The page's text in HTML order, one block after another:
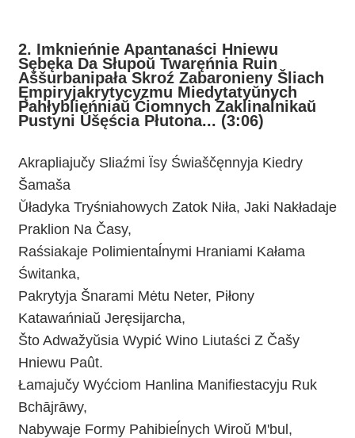
2. Imknieńnie Apantanaści Hniewu
Sębęka Da Słupoŭ Twaręńnia Ruin
Aššurbanipała Skroź Zabaronieny Šliach
Ęmpiryjakrytycyzmu Miedytatyŭnych
Pahłyblieńniaŭ Ćiomnych Zaklinaĺnikaŭ
Pustyni Ŭšęścia Płutona... (3:06)
Akrapliajučy Sliaźmi Ïsy Świaščęnnyja Kiedry
Šamaša
Ŭładyka Tryśniahowych Zatok Niła, Jaki Nakładaje
Praklion Na Časy,
Raśsiakaje Polimientaĺnymi Hraniami Kałama
Świtanka,
Pakrytyja Šnarami Mėtu Neter, Piłony
Katawańniaŭ Jeręsijarcha,
Što Adwažyŭsia Wypić Wino Liutaści Z Čašy
Hniewu Paût.
Łamajučy Wyćciom Hanlina Manifiestacyju Ruk
Bchājrāwy,
Nabywaje Formy Pahibieĺnych Wiroŭ M'bul,